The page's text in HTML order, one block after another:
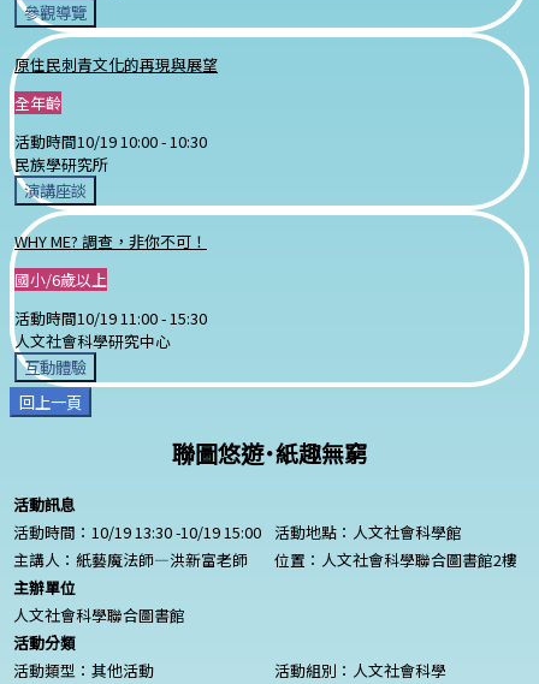
參觀導覽
原住民刺青文化的再現與展望
全年齡
活動時間10/19 10:00 - 10:30
民族學研究所
演講座談
WHY ME? 調查，非你不可！
國小/6歲以上
活動時間10/19 11:00 -15:30
人文社會科學研究中心
互動體驗
回上一頁
聯圖悠遊˙紙趣無窮
活動訊息
活動時間：10/19 13:30 -10/19 15:00
活動地點：人文社會科學館
主講人：紙藝魔法師—洪新富老師
位置：人文社會科學聯合圖書館2樓
主辦單位
人文社會科學聯合圖書館
活動分類
活動類型：其他活動
活動組別：人文社會科學